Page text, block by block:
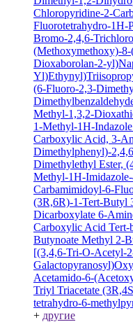
Chloropyridine-2-
Fluorotetrahydro-
Bromo-2,4,6-
(Methoxymethoxy)-
Dioxaborolan-2-
(6-Fluoro-2,3-
Methyl-1,3,2-
1-Methyl-1H-Indazole
Carboxylic Acid, 3-
Dimethylphenyl)-
Dimethylethyl Ester,
Methyl-1H-
Carbamimidoyl-6-
(3R,6R)-1-Tert-Butyl
Dicarboxylate 6-
Carboxylic Acid Tert-
Butynoate Methyl 2-
[(3,4,6-Tri-O-Acetyl-
Acetamido-6-
Triyl Triacetate
tetrahydro-6-
+ другие